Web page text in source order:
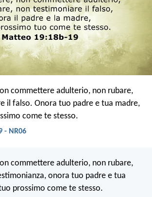
commettere adulterio, non rubare,
il falso. Onora tuo padre e tua madre,
come te stesso.
- NR06
commettere adulterio, non rubare,
onora tuo padre e tua
prossimo come te stesso.